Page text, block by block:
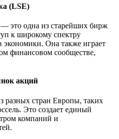
(LSE)
это одна из старейших бирж
к широкому спектру
экономики. Она также играет
финансовом сообществе,
акций
разных стран Европы, таких
Это создает единый
компаний и